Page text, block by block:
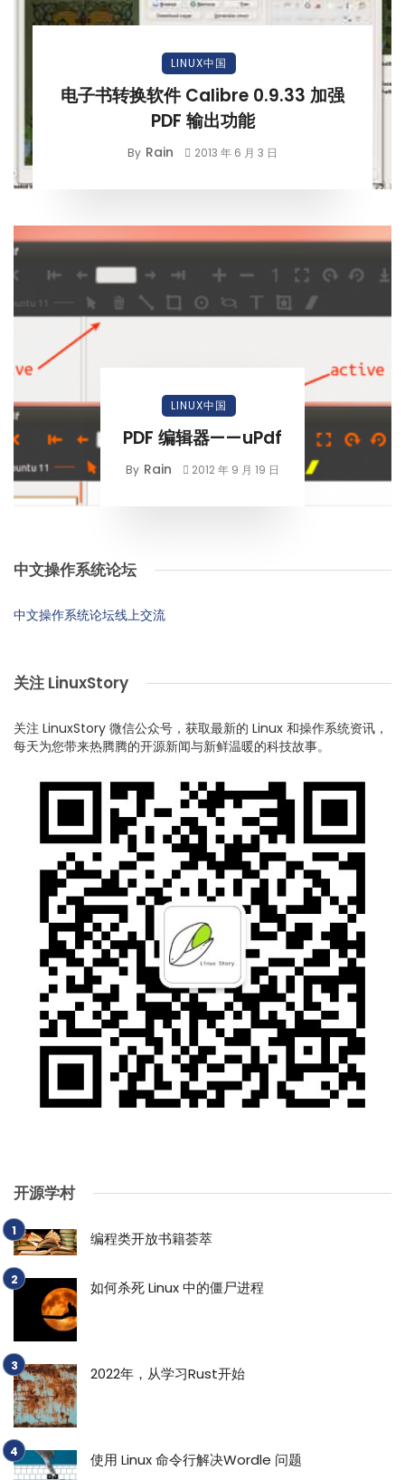
LINUX中国
电子书转换软件 Calibre 0.9.33 加强
PDF 输出功能
By Rain 2013 年 6 月 3 日
LINUX中国
PDF 编辑器——uPdf
By Rain 2012 年 9 月 19 日
中文操作系统论坛
中文操作系统论坛线上交流
关注 LinuxStory
关注 LinuxStory 微信公众号，获取最新的 Linux 和操作系统资讯，
每天为您带来热腾腾的开源新闻与新鲜温暖的科技故事。
开源学村
编程类开放书籍荟萃
如何杀死 Linux 中的僵尸进程
2022年，从学习Rust开始
使用 Linux 命令行解决Wordle 问题